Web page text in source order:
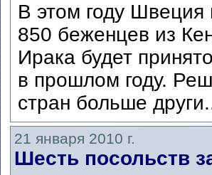
В этом году
850 беженцев из
Ирака будет
в прошлом году.
стран больше
21 января 2010 г.
Шесть посольств